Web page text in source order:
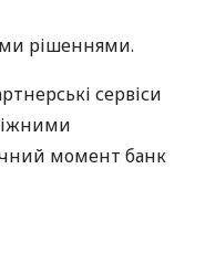
рішеннями.
сервіси
момент банк